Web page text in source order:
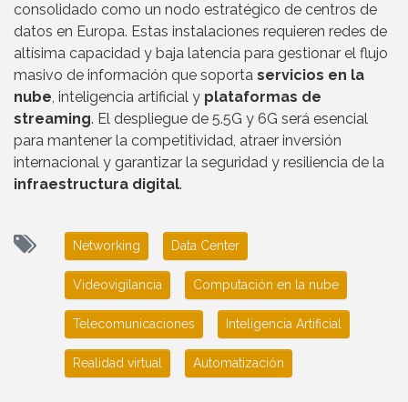
consolidado como un nodo estratégico de centros de
datos en Europa. Estas instalaciones requieren redes de
altísima capacidad y baja latencia para gestionar el flujo
masivo de información que soporta servicios en la
nube, inteligencia artificial y plataformas de
streaming. El despliegue de 5.5G y 6G será esencial
para mantener la competitividad, atraer inversión
internacional y garantizar la seguridad y resiliencia de la
infraestructura digital.
Networking Data Center
Videovigilancia Computación en la nube
Telecomunicaciones Inteligencia Artificial
Realidad virtual Automatización